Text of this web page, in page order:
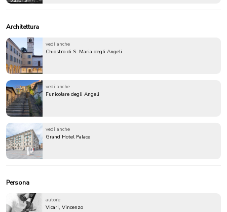
Architettura
vedi anche
Chiostro di S. Maria degli Angeli
vedi anche
Funicolare degli Angeli
vedi anche
Grand Hotel Palace
Persona
autore
Vicari, Vincenzo